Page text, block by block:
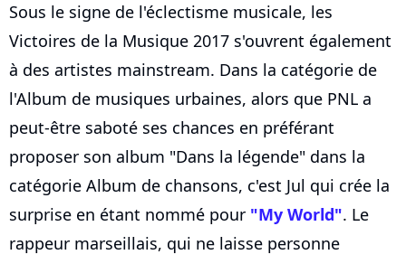
Sous le signe de l'éclectisme musicale, les
Victoires de la Musique 2017 s'ouvrent également
à des artistes mainstream. Dans la catégorie de
l'Album de musiques urbaines, alors que PNL a
peut-être saboté ses chances en préférant
proposer son album "Dans la légende" dans la
catégorie Album de chansons, c'est Jul qui crée la
surprise en étant nommé pour "My World". Le
rappeur marseillais, qui ne laisse personne